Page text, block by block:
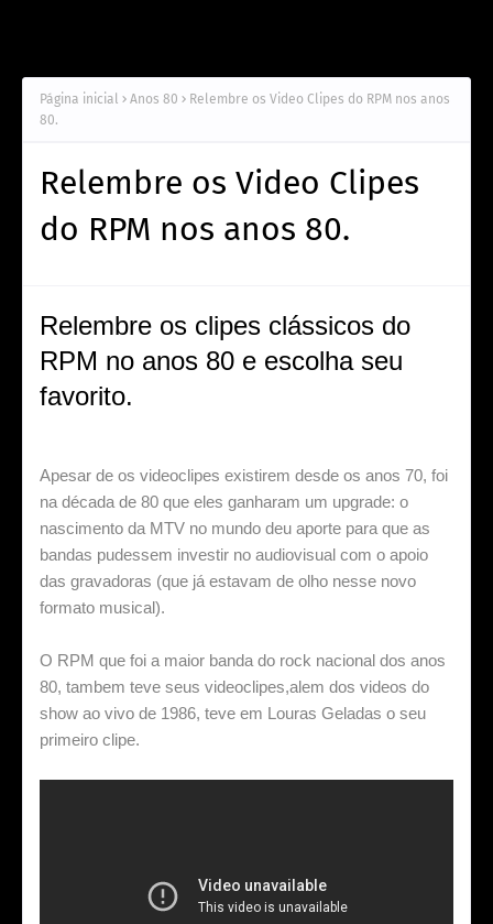
Página inicial Anos 80
Relembre os Video Clipes do RPM nos anos
80.
Relembre os Video Clipes
do RPM nos anos 80.
Relembre os clipes clássicos do
RPM no anos 80 e escolha seu
favorito.
Apesar de os videoclipes existirem desde os anos 70, foi
na década de 80 que eles ganharam um upgrade: o
nascimento da MTV no mundo deu aporte para que as
bandas pudessem investir no audiovisual com o apoio
das gravadoras (que já estavam de olho nesse novo
formato musical).
O RPM que foi a maior banda do rock nacional dos anos
80, tambem teve seus videoclipes,alem dos videos do
show ao vivo de 1986, teve em Louras Geladas o seu
primeiro clipe.